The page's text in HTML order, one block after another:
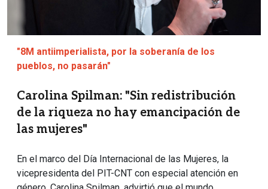
"8M antiimperialista, por la soberanía de los
pueblos, no pasarán"
Carolina Spilman: "Sin redistribución
de la riqueza no hay emancipación de
las mujeres"
En el marco del Día Internacional de las Mujeres, la
vicepresidenta del PIT-CNT con especial atención en